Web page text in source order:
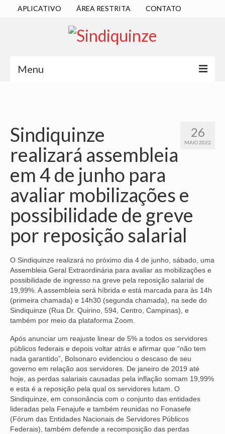
APLICATIVO ÁREA RESTRITA CONTATO
Menu
DIRETORIA EXECUTIVA
ESTATUTO
ATAS
LOCALIZAÇÃO
QUEM SOMOS
NOSSA HISTÓRIA
SUBSEDES
ARAÇATUBA
BAURU
PRESIDENTE PRUDENTE
RIBEIRÃO PRETO
SÃO JOSÉ DOS CAMPOS
SÃO JOSÉ DO RIO PRETO
SOROCABA
NOTÍCIAS
26
MAIO 2022
Sindiquinze
realizará assembleia
em 4 de junho para
avaliar mobilizações e
possibilidade de greve
por reposição salarial
O Sindiquinze realizará no próximo dia 4 de junho, sábado, uma
Assembleia Geral Extraordinária para avaliar as mobilizações e
possibilidade de ingresso na greve pela reposição salarial de
19,99%. A assembleia será híbrida e está marcada para às 14h
(primeira chamada) e 14h30 (segunda chamada), na sede do
Sindiquinze (Rua Dr. Quirino, 594, Centro, Campinas), e
também por meio da plataforma Zoom.
Após anunciar um reajuste linear de 5% a todos os servidores
públicos federais e depois voltar atrás e afirmar que “não tem
nada garantido”, Bolsonaro evidenciou o descaso de seu
governo em relação aos servidores. De janeiro de 2019 até
hoje, as perdas salariais causadas pela inflação somam 19,99%
e esta é a reposição pela qual os servidores lutam. O
Sindiquinze, em consonância com o conjunto das entidades
lideradas pela Fenajufe e também reunidas no Fonasefe
(Fórum das Entidades Nacionais de Servidores Públicos
Federais), também defende a recomposição das perdas